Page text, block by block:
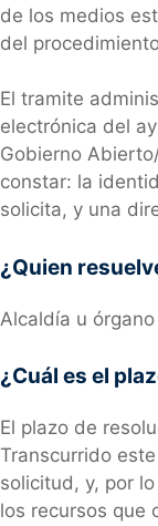
de los medios
del
El tramite
electrónica del
Gobierno
constar: la
solicita, y una
¿Quien
Alcaldía u
¿Cuál es el
El plazo de
Transcurrido
solicitud, y, por
los recursos que